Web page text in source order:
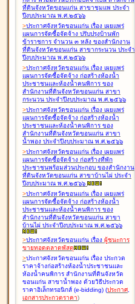
ที่ดินจังหวัดขอนแก่น สาขาชุมแพ ประจำ
ปีงบประมาณ พ.ศ.๒๕๖๖
>ประกาศจังหวัดขอนแก่น เรื่อง เผยแพร่
แผนการจัดซื้อจัดจ้าง ปรับปรุงบ้านพัก
ข้าราชการ จำนวน ๓ หลัง ของสำนักงาน
ที่ดินจังหวัดขอนแก่น สาขากระนวน ประจำ
ปีงบประมาณ พ.ศ.๒๕๖๖
>ประกาศจังหวัดขอนแก่น เรื่อง เผยแพร่
แผนการจัดซื้อจัดจ้าง ก่อสร้างห้องน้ำ
ประชาชนและห้องน้ำคนพิการ ของ
สำนักงานที่ดินจังหวัดขอนแก่น สาขา
กระนวน ประจำปีงบประมาณ พ.ศ.๒๕๖๖
>ประกาศจังหวัดขอนแก่น เรื่อง เผยแพร่
แผนการจัดซื้อจัดจ้าง ก่อสร้างห้องน้ำ
ประชาชนและห้องน้ำคนพิการ ของ
สำนักงานที่ดินจังหวัดขอนแก่น สาขา
น้ำพอง ประจำปีงบประมาณ พ.ศ.๒๕๖๖
>ประกาศจังหวัดขอนแก่น เรื่อง เผยแพร่
แผนการจัดซื้อจัดจ้าง ก่อสร้างที่พัก
ประชาชนพร้อมส่วนประกอบ ของสำนักงาน
ที่ดินจังหวัดขอนแก่น สาขาบ้านไผ่ ประจำ
ปีงบประมาณ พ.ศ.๒๕๖๖
>ประกาศจังหวัดขอนแก่น เรื่อง เผยแพร่
แผนการจัดซื้อจัดจ้าง ก่อสร้างห้องน้ำ
ประชาชนและห้องน้ำคนพิการ ของ
สำนักงานที่ดินจังหวัดขอนแก่น สาขา
บ้านไผ่ ประจำปีงบประมาณ พ.ศ.๒๕๖๖
>ประกาศจังหวัดขอนแก่น เรื่อง ผู้ชนะการ
ขายทอดตลาดพัสดุ
>ประกาศจังหวัดขอนแก่น เรื่อง ประกวด
ราคาจ้างก่อสร้างห้องน้ำประชาชนและ
ห้องน้ำคนพิการ สำนักงานที่ดินจังหวัด
ขอนแก่น สาขาน้ำพอง ด้วยวิธีประกวด
ราคาอิเล็กทรอนิกส์ (e-bidding) (ประกาศ,
เอกสารประกวดราคา)